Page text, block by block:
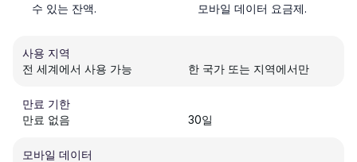
수 있는 잔액.
모바일 데이터 요금제.
사용 지역
전 세계에서 사용 가능
한 국가 또는 지역에서만
만료 기한
만료 없음
30일
모바일 데이터